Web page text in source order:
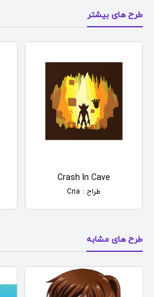
طرح های بیشتر
Crash In Cave
طراح : Cna
طرح های مشابه